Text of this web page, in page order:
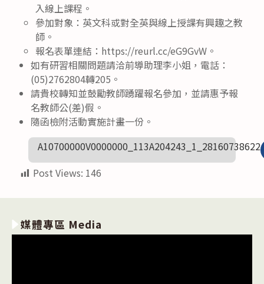
入線上課程。
參加對象：英文科或對全英與線上授課有興趣之教
師。
報名表單連結：https://reurl.cc/eG9GvW。
如有研習相關問題請洽前導助理李小姐，電話：
(05)2762804轉205。
請貴校轉知並鼓勵教師踴躍報名參加，並請惠予報
名教師公(差)假。
隨函檢附活動實施計畫一份。
A10700000V0000000_113A204243_1_28160738622
Post Views: 146
媒體專區 Media